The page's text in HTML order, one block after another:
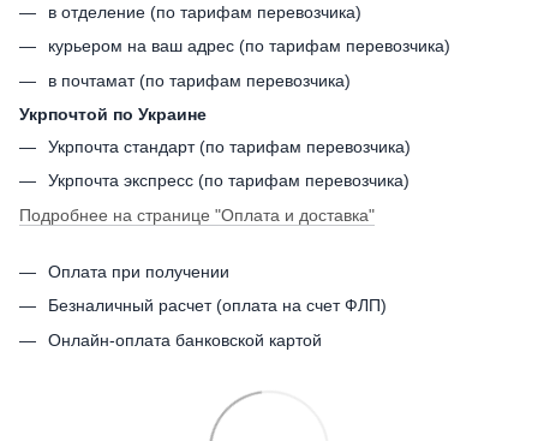
в отделение (по тарифам перевозчика)
курьером на ваш адрес (по тарифам перевозчика)
в почтамат (по тарифам перевозчика)
Укрпочтой по Украине
Укрпочта стандарт (по тарифам перевозчика)
Укрпочта экспресс (по тарифам перевозчика)
Подробнее на странице "Оплата и доставка"
Оплата при получении
Безналичный расчет (оплата на счет ФЛП)
Онлайн-оплата банковской картой